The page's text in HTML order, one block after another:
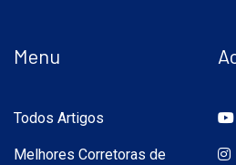
Menu
Todos Artigos
Melhores Corretoras de